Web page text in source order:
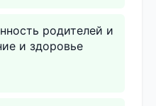
родителей и
и здоровье